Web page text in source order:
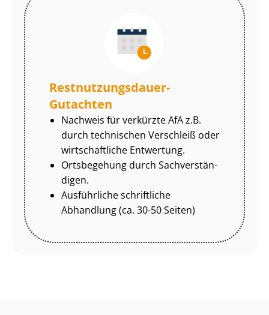
Rest­nut­zungs­dau­er-
Gutachten
Nachweis für verkürzte AfA z.B.
durch technischen Verschleiß oder
wirtschaftliche Entwertung.
Ortsbegehung durch Sach­ver­stän­
di­gen.
Ausführliche schriftliche
Abhandlung (ca. 30-50 Seiten)